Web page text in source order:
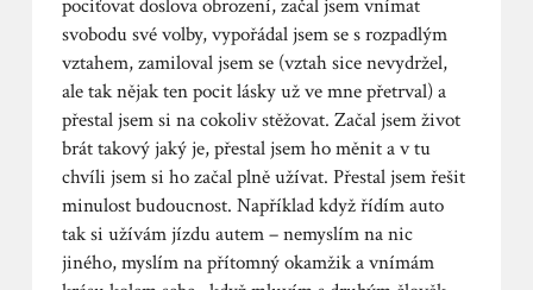
pociťovat doslova obrození, začal jsem vnímat
svobodu své volby, vypořádal jsem se s rozpadlým
vztahem, zamiloval jsem se (vztah sice nevydržel,
ale tak nějak ten pocit lásky už ve mne přetrval) a
přestal jsem si na cokoliv stěžovat. Začal jsem život
brát takový jaký je, přestal jsem ho měnit a v tu
chvíli jsem si ho začal plně užívat. Přestal jsem řešit
minulost budoucnost. Například když řídím auto
tak si užívám jízdu autem – nemyslím na nic
jiného, myslím na přítomný okamžik a vnímám